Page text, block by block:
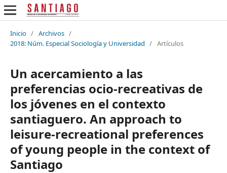
Inicio / Archivos /
2018: Núm. Especial Sociología y Universidad / Artículos
Un acercamiento a las
preferencias ocio-recreativas de
los jóvenes en el contexto
santiaguero. An approach to
leisure-recreational preferences
of young people in the context of
Santiago